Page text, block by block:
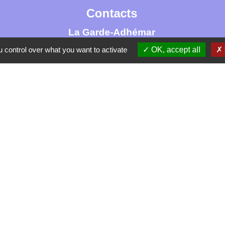
Contacts
La Garde-Adhémar
25, rue Pauline de Simiane
26700 La Garde-Adhémar - FRANCE
over what you want to activate OK, accept all